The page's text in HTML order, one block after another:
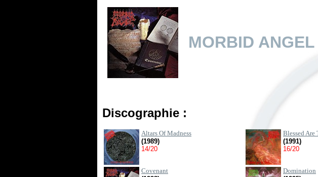
MORBID ANGEL
Discographie :
Altars Of Madness
(1989)
14/20
Blessed Are
(1991)
16/20
Covenant
Domination